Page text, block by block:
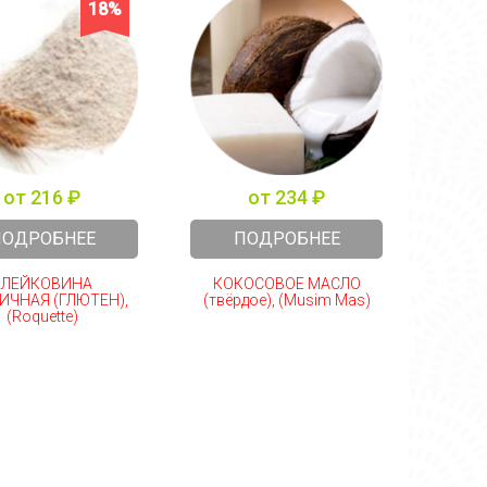
18%
от 216 ₽
(ГЛЮТЕН),
(Roquette)
от 234 ₽
ПОДРОБНЕЕ
КОКОСОВОЕ МАСЛО
(твёрдое), (Musim Mas)